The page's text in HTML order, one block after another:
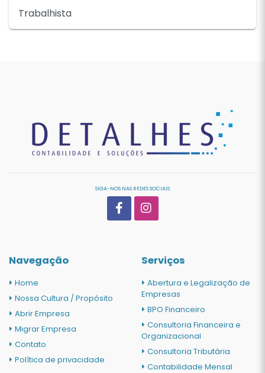
Trabalhista
SIGA-NOS NAS REDES SOCIAIS
Navegação
Home
Nossa Cultura / Propósito
Abrir Empresa
Migrar Empresa
Contato
Política de privacidade
Serviços
Abertura e Legalização de
Empresas
BPO Financeiro
Consultoria Financeira e
Organizacional
Consultoria Tributária
Contabilidade Mensal